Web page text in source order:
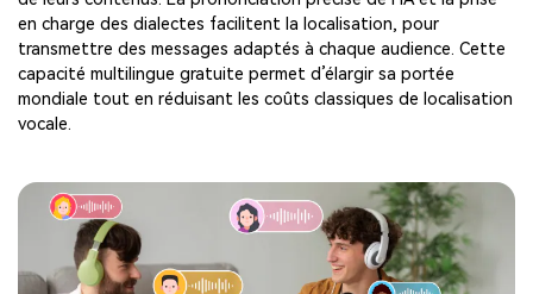
en charge des dialectes facilitent la localisation, pour
transmettre des messages adaptés à chaque audience. Cette
capacité multilingue gratuite permet d’élargir sa portée
mondiale tout en réduisant les coûts classiques de localisation
vocale.